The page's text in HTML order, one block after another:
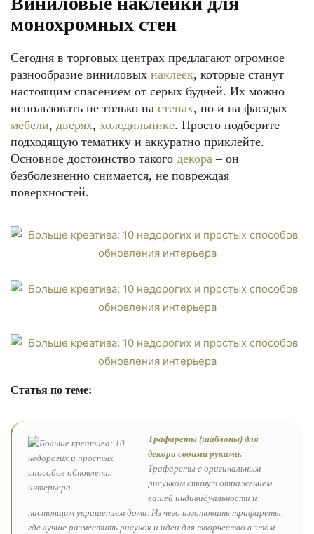
монохромных стен
Сегодня в торговых центрах предлагают огромное
разнообразие виниловых наклеек, которые станут
настоящим спасением от серых будней. Их можно
использовать не только на стенах, но и на фасадах
мебели, дверях, холодильнике. Просто подберите
подходящую тематику и аккуратно приклейте.
Основное достоинство такого декора – он
безболезненно снимается, не повреждая
поверхностей.
Статья по теме:
Трафареты (шаблоны) для
декора своими руками.
Трафареты с оригинальным
рисунком станут отражением
вашей индивидуальности и
настоящим украшением дома. Из чего изготовить трафареты,
где лучше разместить рисунок и идеи для творчество в этом